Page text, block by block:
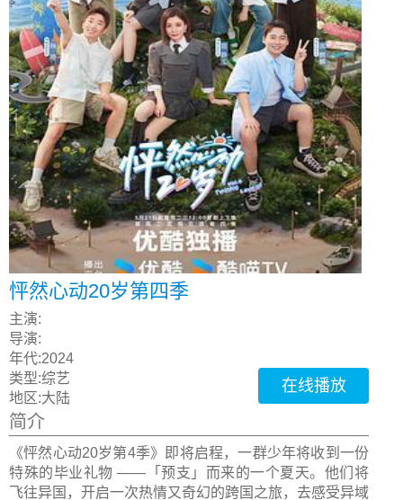
怦然心动20岁第四季
主演:
导演:
年代:2024
类型:综艺
地区:大陆
在线播放
简介
《怦然心动20岁第4季》即将启程，一群少年将收到一份
特殊的毕业礼物 ——「预支」而来的一个夏天。他们将
飞往异国，开启一次热情又奇幻的跨国之旅，去感受异域